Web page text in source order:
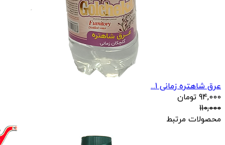
عرق شاهتره زمانی 1...
94,000 تومان
110,000
محصولات مرتبط